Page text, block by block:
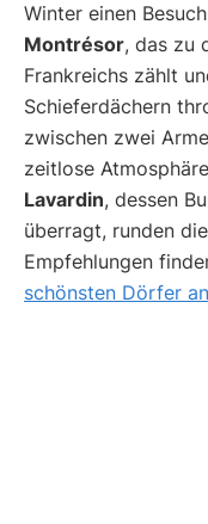
Winter einen
Montrésor, das zu
Frankreichs zählt
Schieferdächern
zwischen zwei
zeitlose
Lavardin, dessen
überragt, runden
Empfehlungen
schönsten Dörfer